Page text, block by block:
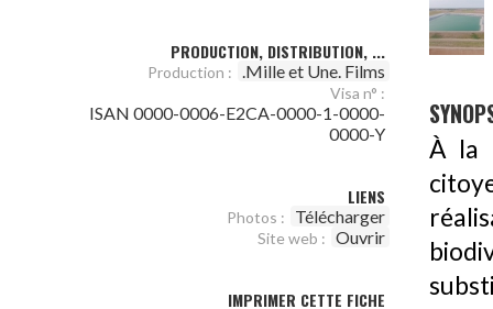
PRODUCTION, DISTRIBUTION, ...
Production : .Mille et Une. Films
Visa n° :
ISAN 0000-0006-E2CA-0000-1-0000-
0000-Y
LIENS
Photos : Télécharger
Site web : Ouvrir
IMPRIMER CETTE FICHE
À la